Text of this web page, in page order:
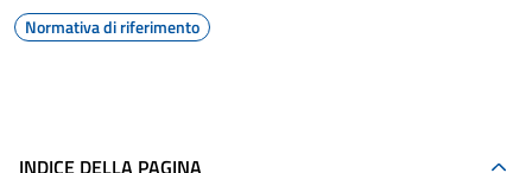
Normativa di riferimento
INDICE DELLA PAGINA